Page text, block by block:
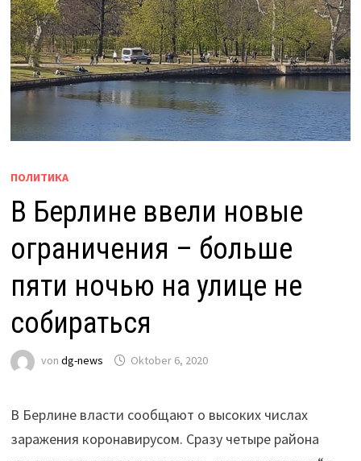
ПОЛИТИКА
В Берлине ввели новые
ограничения – больше
пяти ночью на улице не
собираться
von dg-news Oktober 6, 2020
В Берлине власти сообщают о высоких числах
заражения коронавирусом. Сразу четыре района